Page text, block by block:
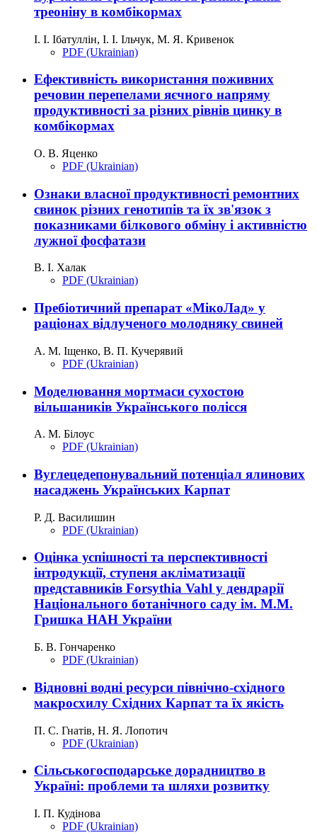
треоніну в комбікормах
І. І. Ібатуллін, І. І. Ільчук, М. Я. Кривенок
PDF (Ukrainian)
Ефективність використання поживних
речовин перепелами яєчного напряму
продуктивності за різних рівнів цинку в
комбікормах
О. В. Яценко
PDF (Ukrainian)
Ознаки власної продуктивності ремонтних
свинок різних генотипів та їх зв'язок з
показниками білкового обміну і активністю
лужної фосфатази
В. І. Халак
PDF (Ukrainian)
Пребіотичний препарат «МікоЛад» у
раціонах відлученого молодняку свиней
А. М. Іщенко, В. П. Кучерявий
PDF (Ukrainian)
Моделювання мортмаси сухостою
вільшаників Українського полісся
А. М. Білоус
PDF (Ukrainian)
Вуглецедепонувальний потенціал ялинових
насаджень Українських Карпат
Р. Д. Василишин
PDF (Ukrainian)
Оцінка успішності та перспективності
інтродукції, ступеня акліматизації
представників Forsythia Vahl у дендрарії
Національного ботанічного саду ім. М.М.
Гришка НАН України
Б. В. Гончаренко
PDF (Ukrainian)
Відновні водні ресурси північно-східного
макросхилу Східних Карпат та їх якість
П. С. Гнатів, Н. Я. Лопотич
PDF (Ukrainian)
Сільськогосподарське дорадництво в
Україні: проблеми та шляхи розвитку
І. П. Кудінова
PDF (Ukrainian)